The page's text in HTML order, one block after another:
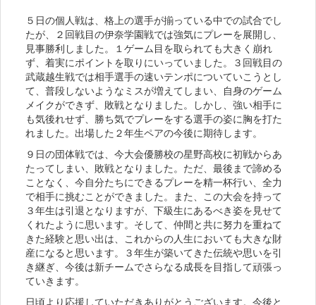
５日の個人戦は、格上の選手が揃っている中での試合でし
たが、２回戦目の伊奈学園戦では強気にプレーを展開し、
見事勝利しました。１ゲーム目を取られても大きく崩れ
ず、着実にポイントを取りにいっていました。３回戦目の
武蔵越生戦では相手選手の速いテンポについていこうとし
て、普段しないようなミスが増えてしまい、自身のゲーム
メイクができず、敗戦となりました。しかし、強い相手に
も気後れせず、勝ち気でプレーをする選手の姿に胸を打た
れました。出場した２年生ペアの今後に期待します。
９日の団体戦では、今大会優勝校の星野高校に初戦からあ
たってしまい、敗戦となりました。ただ、最後まで諦める
ことなく、今自分たちにできるプレーを精一杯行い、全力
で相手に挑むことができました。また、この大会を持って
３年生は引退となりますが、下級生にあるべき姿を見せて
くれたように思います。そして、仲間と共に努力を重ねて
きた経験と思い出は、これからの人生においても大きな財
産になると思います。３年生が築いてきた伝統や思いを引
き継ぎ、今後は新チームでさらなる成長を目指して頑張っ
ていきます。
日頃より応援していただきありがとうございます。今後と